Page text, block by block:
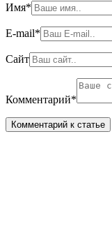
Имя*
E-mail*
Сайт
Комментарий*